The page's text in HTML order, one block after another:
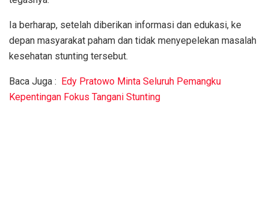
Ia berharap, setelah diberikan informasi dan edukasi, ke
depan masyarakat paham dan tidak menyepelekan masalah
kesehatan stunting tersebut.
Baca Juga : Edy Pratowo Minta Seluruh Pemangku
Kepentingan Fokus Tangani Stunting